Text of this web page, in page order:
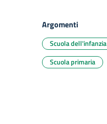
Argomenti
Scuola dell'infanzia
Scuola primaria